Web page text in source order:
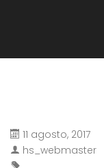
11 agosto, 2017
hs_webmaster